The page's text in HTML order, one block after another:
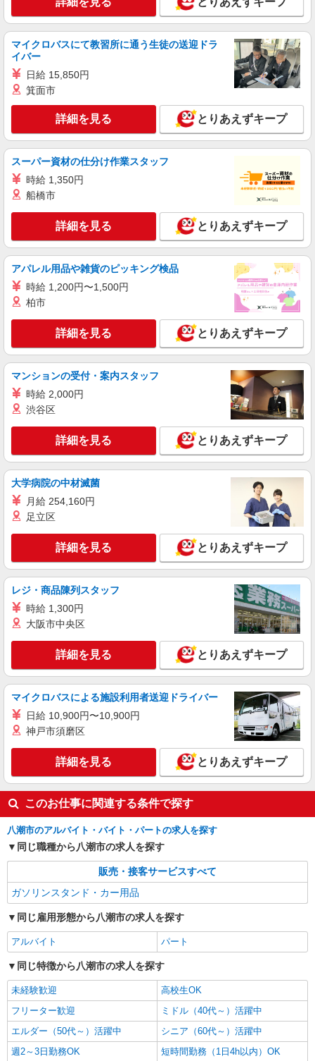
マイクロバスにて教習所に通う生徒の送迎ドラ
イバー
日給 15,850円
箕面市
詳細を見る とりあえずキープ
スーパー資材の仕分け作業スタッフ
時給 1,350円
船橋市
詳細を見る とりあえずキープ
アパレル用品や雑貨のピッキング検品
時給 1,200円〜1,500円
柏市
詳細を見る とりあえずキープ
マンションの受付・案内スタッフ
時給 2,000円
渋谷区
詳細を見る とりあえずキープ
大学病院の中材滅菌
月給 254,160円
足立区
詳細を見る とりあえずキープ
レジ・商品陳列スタッフ
時給 1,300円
大阪市中央区
詳細を見る とりあえずキープ
マイクロバスによる施設利用者送迎ドライバー
日給 10,900円〜10,900円
神戸市須磨区
詳細を見る とりあえずキープ
このお仕事に関連する条件で探す
八潮市のアルバイト・バイト・パートの求人を探す
同じ職種から八潮市の求人を探す
販売・接客サービスすべて
ガソリンスタンド・カー用品
同じ雇用形態から八潮市の求人を探す
アルバイト パート
同じ特徴から八潮市の求人を探す
未経験歓迎
高校生OK
フリーター歓迎
ミドル（40代～）活躍中
エルダー（50代～）活躍中
シニア（60代～）活躍中
週2～3日勤務OK
短時間勤務（1日4h以内）OK